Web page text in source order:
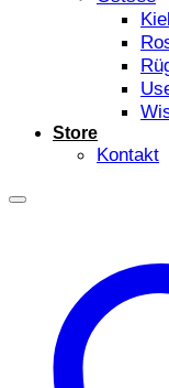
Kiel
Store
Kontakt